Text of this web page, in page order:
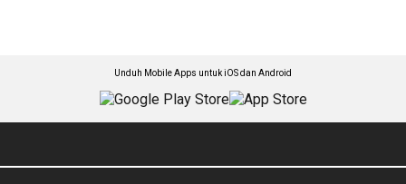
Unduh Mobile Apps untuk iOS dan Android